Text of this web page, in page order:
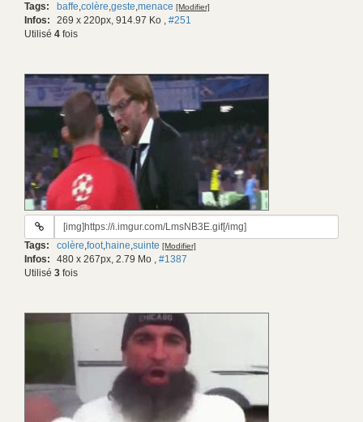
gif:
Tags: baffe,colère,geste,menace [Modifier]
Infos: 269 x 220px, 914.97 Ko , #251
Utilisé 4 fois
URL
gif:
Tags: colère,foot,haine,suinte [Modifier]
Infos: 480 x 267px, 2.79 Mo , #1387
Utilisé 3 fois